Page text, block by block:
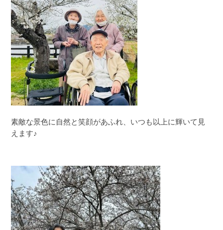
素敵な景色に自然と笑顔があふれ、いつも以上に輝いて見
えます♪